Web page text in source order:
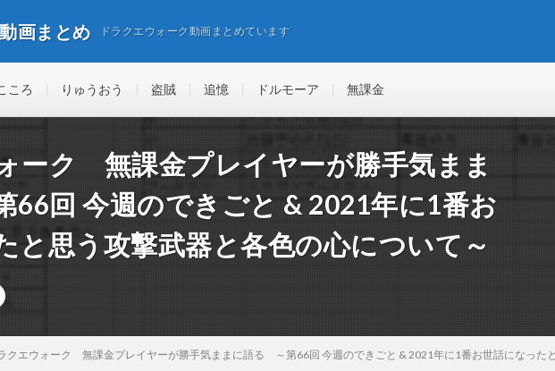
画まとめ ドラクエウォーク動画まとめています
ころ りゅうおう 盗賊 追憶 ドルモーア 無課金
ーク 無課金プレイヤーが勝手気まま
回 今週のできごと & 2021年に1番お
と思う攻撃武器と各色の心について～
クエウォーク 無課金プレイヤーが勝手気ままに語る ～第66回 今週のできごと & 2021年に1番お世話になった